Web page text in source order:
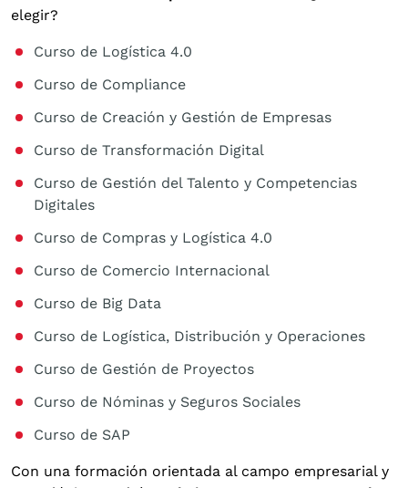
elegir?
Curso de Logística 4.0
Curso de Compliance
Curso de Creación y Gestión de Empresas
Curso de Transformación Digital
Curso de Gestión del Talento y Competencias
Digitales
Curso de Compras y Logística 4.0
Curso de Comercio Internacional
Curso de Big Data
Curso de Logística, Distribución y Operaciones
Curso de Gestión de Proyectos
Curso de Nóminas y Seguros Sociales
Curso de SAP
Con una formación orientada al campo empresarial y